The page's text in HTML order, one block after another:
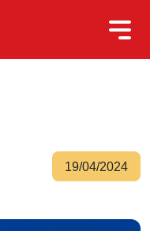
19/04/2024